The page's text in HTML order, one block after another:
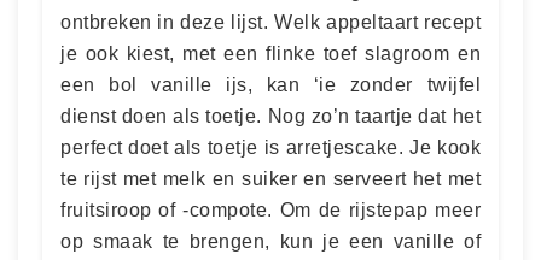
ontbreken in deze lijst. Welk appeltaart recept
je ook kiest, met een flinke toef slagroom en
een bol vanille ijs, kan ‘ie zonder twijfel
dienst doen als toetje. Nog zo’n taartje dat het
perfect doet als toetje is arretjescake. Je kook
te rijst met melk en suiker en serveert het met
fruitsiroop of -compote. Om de rijstepap meer
op smaak te brengen, kun je een vanille of